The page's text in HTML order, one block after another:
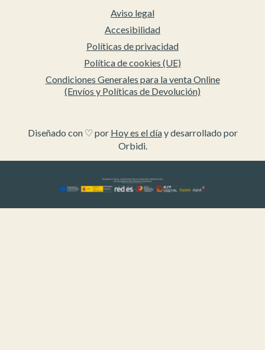
Aviso legal
Accesibilidad
Políticas de privacidad
Política de cookies (UE)
Condiciones Generales para la venta Online
(Envíos y Políticas de Devolución)
Diseñado con ♡ por Hoy es el díay desarrollado por
Orbidi.